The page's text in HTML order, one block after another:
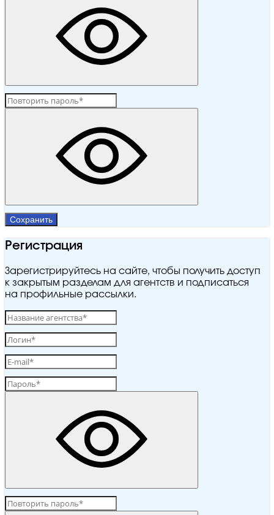
Сохранить
Регистрация
Зарегистрируйтесь на сайте, чтобы получить доступ
к закрытым разделам для агентств и подписаться
на профильные рассылки.